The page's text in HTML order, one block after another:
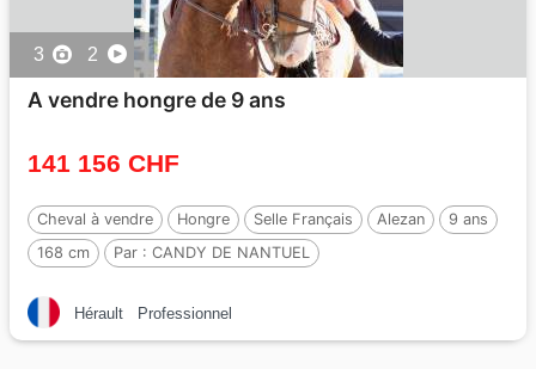
3 2
A vendre hongre de 9 ans
141 156 CHF
Cheval à vendre Hongre Selle Français Alezan
9 ans
168 cm
Par : CANDY DE NANTUEL
Hérault Professionnel